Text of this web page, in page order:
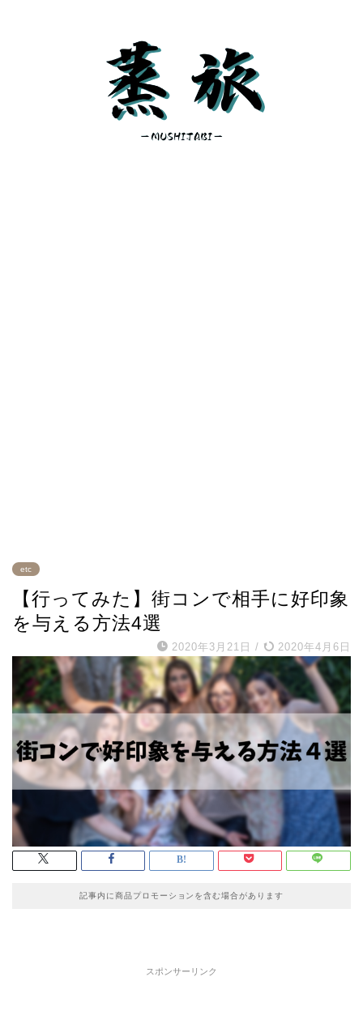
etc
【行ってみた】街コンで相手に好印象
を与える方法4選
2020年3月21日 / 2020年4月6日
記事内に商品プロモーションを含む場合があります
スポンサーリンク